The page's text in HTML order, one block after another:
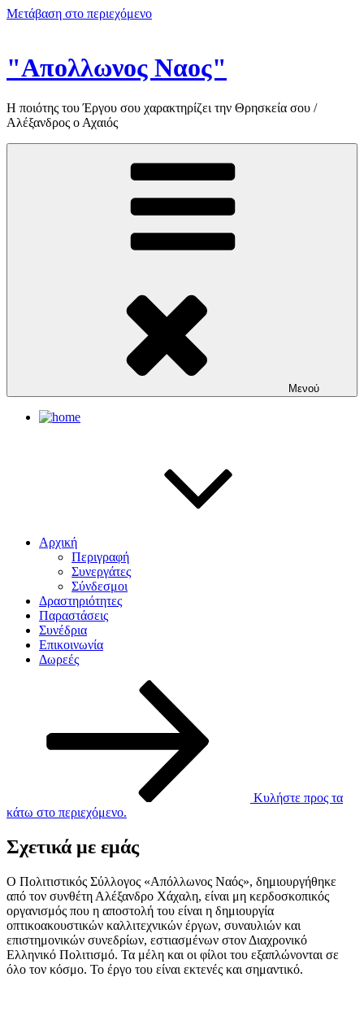
Μετάβαση στο περιεχόμενο
"Απολλωνος Ναος"
Η ποιότης του Έργου σου χαρακτηρίζει την Θρησκεία σου /
Αλέξανδρος ο Αχαιός
Μενού
Αρχική
Περιγραφή
Συνεργάτες
Σύνδεσμοι
Δραστηριότητες
Παραστάσεις
Συνέδρια
Επικοινωνία
Δωρεές
Κυλήστε προς τα
κάτω στο περιεχόμενο.
Σχετικά με εμάς
Ο Πολιτιστικός Σύλλογος «Απόλλωνος Ναός», δημιουργήθηκε
από τον συνθέτη Αλέξανδρο Χάχαλη, είναι μη κερδοσκοπικός
οργανισμός που η αποστολή του είναι η δημιουργία
οπτικοακουστικών καλλιτεχνικών έργων, συναυλιών και
επιστημονικών συνεδρίων, εστιασμένων στον Διαχρονικό
Ελληνικό Πολιτισμό. Τα μέλη και οι φίλοι του εξαπλώνονται σε
όλο τον κόσμο. Το έργο του είναι εκτενές και σημαντικό.